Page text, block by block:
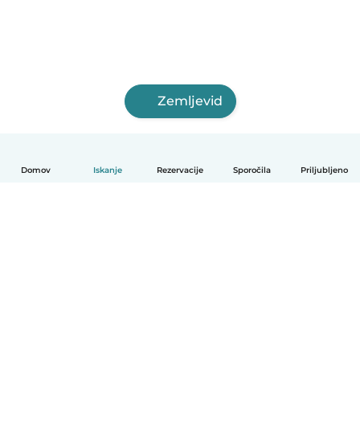
Domov Iskanje Rezervacije Sporočila Priljubljeno
Zemljevid